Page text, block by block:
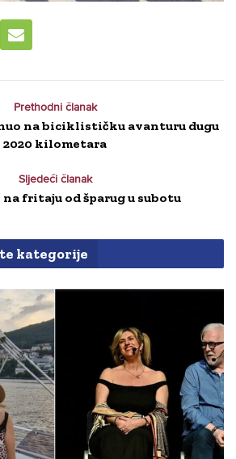
Prethodni članak
na biciklističku avanturu dugu
2020 kilometara
Sljedeći članak
fritaju od šparug u subotu
kategorije